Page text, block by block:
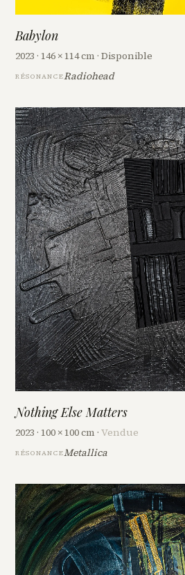
Babylon
2023 · 146 × 114 cm · Disponible
RÉSONANCERadiohead
Nothing Else Matters
2023 · 100 × 100 cm · Vendue
RÉSONANCEMetallica